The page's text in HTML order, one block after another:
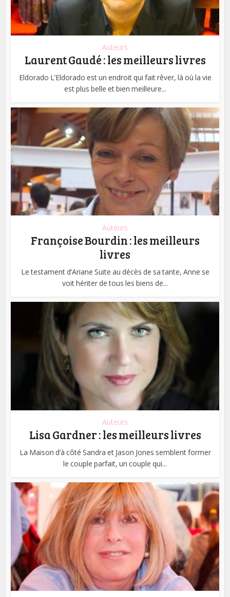
Auteurs
Laurent Gaudé : les meilleurs livres
Eldorado L’Eldorado est un endroit qui fait rêver, là où la vie
est plus belle et bien meilleure...
Auteurs
Françoise Bourdin : les meilleurs
livres
Le testament d’Ariane Suite au décès de sa tante, Anne se
voit hériter de tous les biens de...
Auteurs
Lisa Gardner : les meilleurs livres
La Maison d’à côté Sandra et Jason Jones semblent former
le couple parfait, un couple qui...